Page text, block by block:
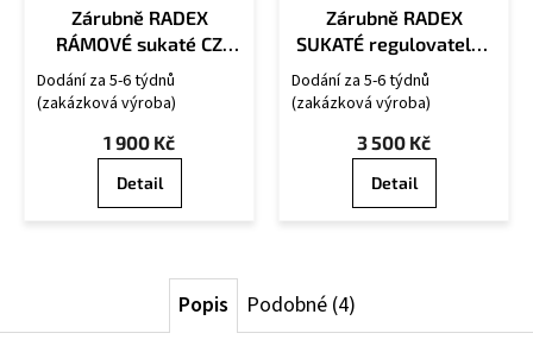
Zárubně RADEX
RÁMOVÉ sukaté CZ
OS/U
Dodání za 5-6 týdnů
(zakázková výroba)
1 900 Kč
Detail
Zárubně RADEX
SUKATÉ regulovatelné
CZ OSU/R
Dodání za 5-6 týdnů
(zakázková výroba)
3 500 Kč
Detail
Popis Podobné (4)